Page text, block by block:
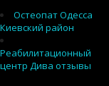
Остеопат Одесса
Киевский район
Реабилитационный
центр Дива отзывы